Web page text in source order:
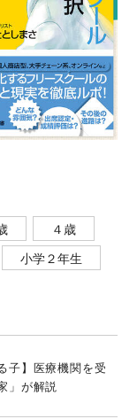
４歳
小学２年生
子】医療機関を受
」が解説